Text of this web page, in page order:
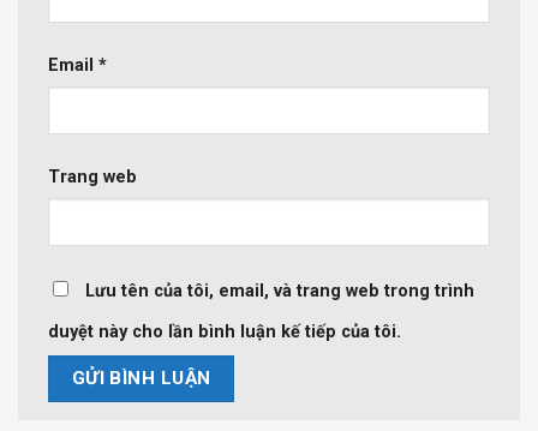
Email *
Trang web
Lưu tên của tôi, email, và trang web trong trình
duyệt này cho lần bình luận kế tiếp của tôi.